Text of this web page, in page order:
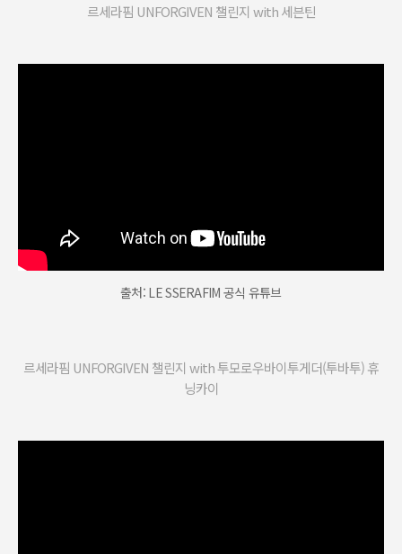
르세라핌 UNFORGIVEN 챌린지 with 세븐틴
출처: LE SSERAFIM 공식 유튜브
르세라핌 UNFORGIVEN 챌린지 with 투모로우바이투게더(투바투) 휴
닝카이